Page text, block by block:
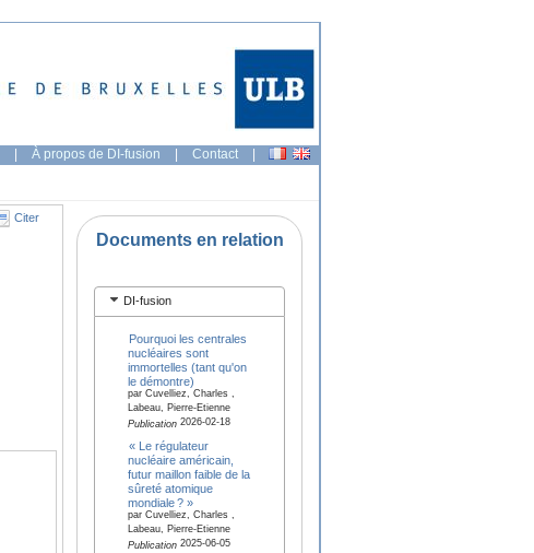
| À propos de DI-fusion | Contact |
Citer
Documents en relation
DI-fusion
Pourquoi les centrales
nucléaires sont
immortelles (tant qu'on
le démontre)
par Cuvelliez, Charles ,
Labeau, Pierre-Etienne
Publication2026-02-18
« Le régulateur
nucléaire américain,
futur maillon faible de la
sûreté atomique
mondiale ? »
par Cuvelliez, Charles ,
Labeau, Pierre-Etienne
Publication2025-06-05